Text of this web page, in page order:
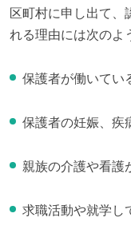
区町村に申し出て、
れる理由には次のよ
保護者が働いてい
保護者の妊娠、疾
親族の介護や看護
求職活動や就学し